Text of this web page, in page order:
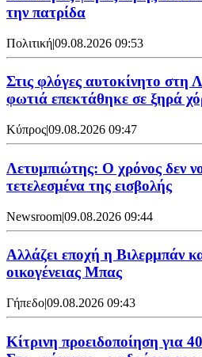
την πατρίδα
Πολιτική|09.08.2026 09:53
Στις φλόγες αυτοκίνητο
φωτιά επεκτάθηκε σε ξηρά
Κύπρος|09.08.2026 09:47
Λετυμπιώτης: Ο χρόνος δεν
τετελεσμένα της εισβολής
Newsroom|09.08.2026 09:44
Aλλάζει εποχή η Βιλερμπάν
οικογένειας Μπας
Γήπεδο|09.08.2026 09:43
Κίτρινη προειδοποίηση για